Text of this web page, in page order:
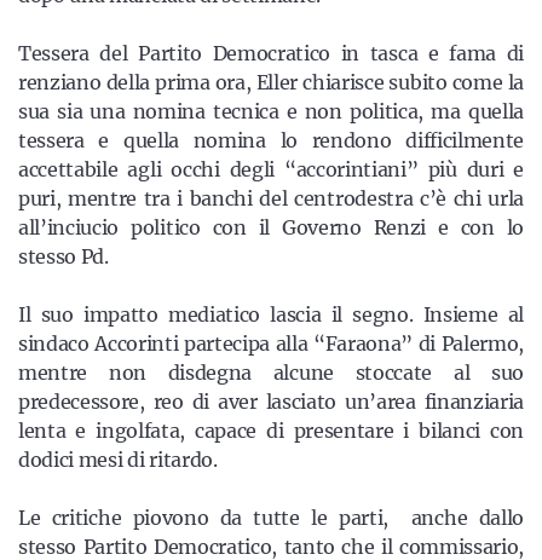
Tessera del Partito Democratico in tasca e fama di
renziano della prima ora, Eller chiarisce subito come la
sua sia una nomina tecnica e non politica, ma quella
tessera e quella nomina lo rendono difficilmente
accettabile agli occhi degli “accorintiani” più duri e
puri, mentre tra i banchi del centrodestra c’è chi urla
all’inciucio politico con il Governo Renzi e con lo
stesso Pd.
Il suo impatto mediatico lascia il segno. Insieme al
sindaco Accorinti partecipa alla “Faraona” di Palermo,
mentre non disdegna alcune stoccate al suo
predecessore, reo di aver lasciato un’area finanziaria
lenta e ingolfata, capace di presentare i bilanci con
dodici mesi di ritardo.
Le critiche piovono da tutte le parti, anche dallo
stesso Partito Democratico, tanto che il commissario,